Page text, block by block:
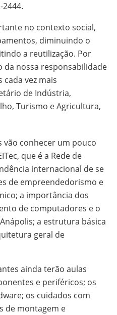
no contexto social,
diminuindo o
a reutilização. Por
nossa responsabilidade
vez mais
de Indústria,
Turismo e Agricultura,
vão conhecer um pouco
que é a Rede de
internacional de se
de empreendedorismo e
a importância dos
de computadores e o
a estrutura básica
geral de
ainda terão aulas
e periféricos; os
os cuidados com
de montagem e